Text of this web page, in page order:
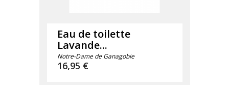
Eau de toilette
Lavande...
Notre-Dame de Ganagobie
Prix
16,95 €